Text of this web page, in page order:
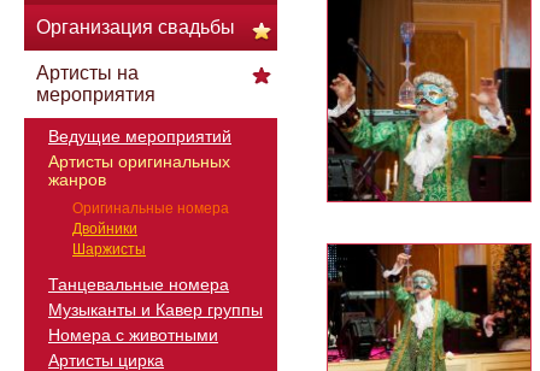
Организация свадьбы
Артисты на
мероприятия
Ведущие мероприятий
Артисты оригинальных
жанров
Оригинальные номера
Двойники
Шаржисты
Танцевальные номера
Музыканты и Кавер группы
Номера с животными
Артисты цирка